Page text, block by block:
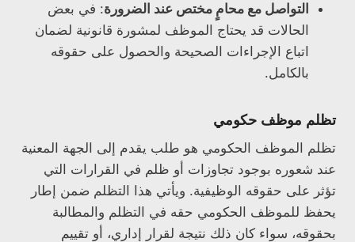
التواصل مع محامٍ مختص عند الضرورة: في بعض
الحالات قد يحتاج الموظف لمشورة قانونية لضمان
اتباع الإجراءات الصحيحة والحصول على حقوقه
بالكامل.
تظلم موظف حكومي
تظلم الموظف الحكومي هو طلب يقدم إلى الجهة المعنية
عند شعوره بوجود تجاوزات أو ظلم في القرارات التي
تؤثر على حقوقه الوظيفية. ويأتي هذا التظلم ضمن إطار
يحفظ للموظف الحكومي حقه في التظلم والمطالبة
بحقوقه، سواء كان ذلك نتيجة لقرار إداري، أو تقييم